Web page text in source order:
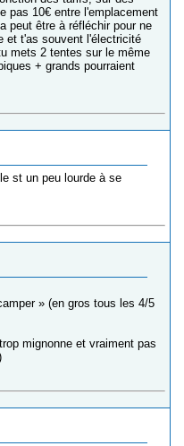
pas 10€ entre l'emplacement
peut être à réfléchir pour ne
et t'as souvent l'électricité
mets 2 tentes sur le même
+ grands pourraient
st un peu lourde à se
» (en gros tous les 4/5
mignonne et vraiment pas